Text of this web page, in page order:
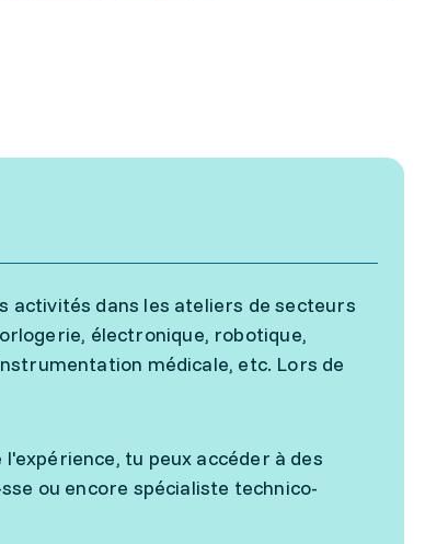
activités dans les ateliers de secteurs
électronique, robotique,
médicale, etc. Lors de
tu peux accéder à des
ou encore spécialiste technico-